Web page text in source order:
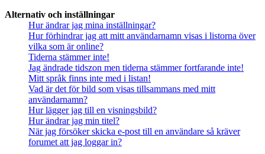
Alternativ och inställningar
Hur ändrar jag mina inställningar?
Hur förhindrar jag att mitt användarnamn visas i listorna över
vilka som är online?
Tiderna stämmer inte!
Jag ändrade tidszon men tiderna stämmer fortfarande inte!
Mitt språk finns inte med i listan!
Vad är det för bild som visas tillsammans med mitt
användarnamn?
Hur lägger jag till en visningsbild?
Hur ändrar jag min titel?
När jag försöker skicka e-post till en användare så kräver
forumet att jag loggar in?